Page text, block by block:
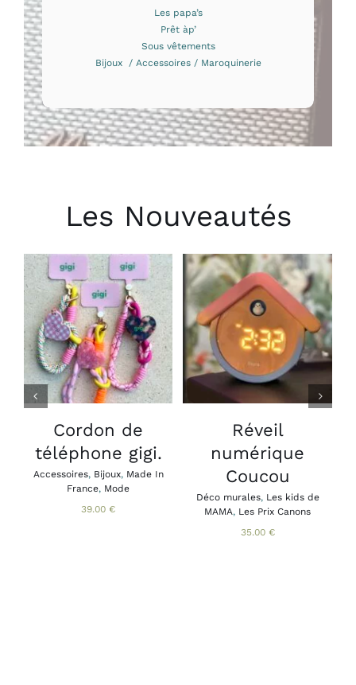
Les papa’s
Prêt àp’
Sous vêtements
Bijoux / Accessoires / Maroquinerie
Les Nouveautés
CHOIX DES
OPTIONS
CE
PRODUIT
A
PLUSIEURS
VARIATIONS.
LES
OPTIONS
PEUVENT
ÊTRE
CHOISIES
/
DÉTAILS
Cordon de
téléphone gigi.
Accessoires, Bijoux, Made In
France, Mode
39.00 €
AJOUTER AU
PANIER
/
DÉTAILS
Réveil
numérique
Coucou
Déco murales, Les kids de
MAMA, Les Prix Canons
35.00 €